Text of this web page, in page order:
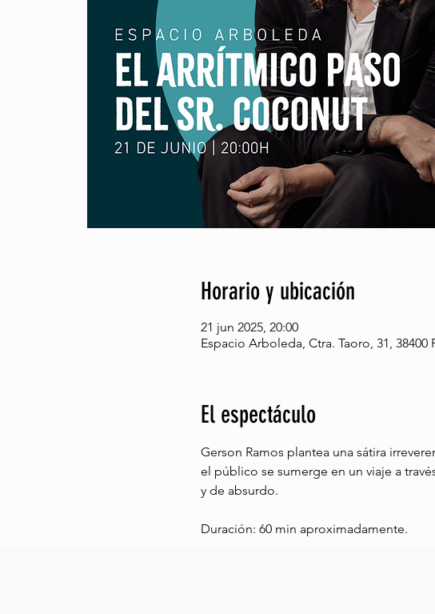
Horario y ubicación
21 jun 2025, 20:00
Espacio Arboleda, Ctra. Taoro, 31,
El espectáculo
Gerson Ramos plantea una sátira
el público se sumerge en un viaje a
y de absurdo.
Duración: 60 min aproximadamente.